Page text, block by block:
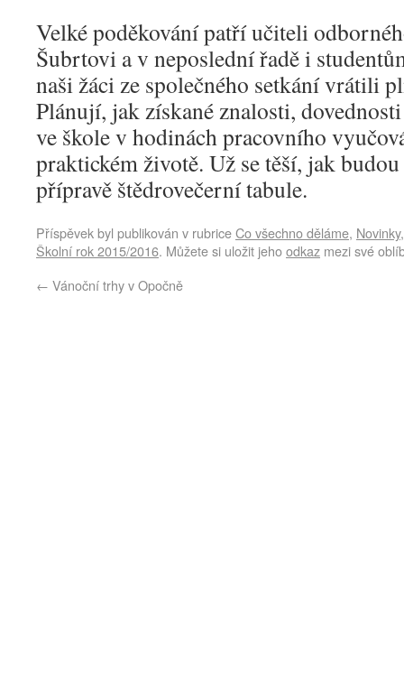
Velké poděkování patří učiteli
Šubrtovi a v neposlední řadě i
naši žáci ze společného setkání vrátili
Plánují, jak získané znalosti,
ve škole v hodinách pracovního
praktickém životě. Už se těší, jak
přípravě štědrovečerní tabule.
Příspěvek byl publikován v rubriceCo všechno děláme, Novinky
Školní rok 2015/2016. Můžete si uložit jehoodkaz mezi své
← Vánoční trhy v Opočně